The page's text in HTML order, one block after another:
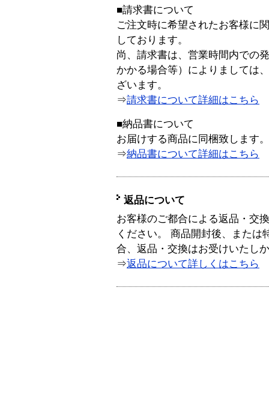
■請求書について
ご注文時に希望されたお客様に
しております。
尚、請求書は、営業時間内での
かかる場合等）によりましては
ざいます。
⇒請求書について詳細はこちら
■納品書について
お届けする商品に同梱致します。
⇒納品書について詳細はこちら
返品について
お客様のご都合による返品・交
ください。 商品開封後、または
合、返品・交換はお受けいたし
⇒返品について詳しくはこちら